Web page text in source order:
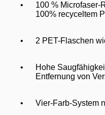
•
100 % Microfaser-
100% recyceltem
• 2 PET-Flaschen
•
Hohe
Entfernung von
• Vier-Farb-System